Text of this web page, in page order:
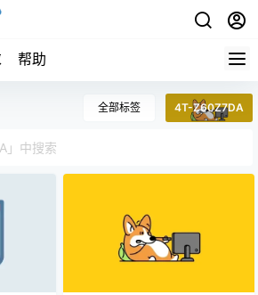
帮助
全部标签 4T-Z60Z7DA